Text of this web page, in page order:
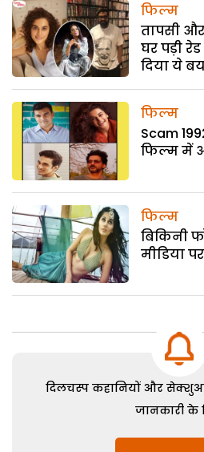
फिल्म
तापसी
घर पड़ी
दिया ये
फिल्म
Scam
फिल्म में
फिल्म
बिकिनी
मीडिया
दिलचस्प कहानियों और
जानकारी के